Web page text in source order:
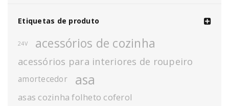
Etiquetas de produto
24V acessórios de cozinha
acessórios para interiores de roupeiro
amortecedor asa
asas cozinha folheto coferol